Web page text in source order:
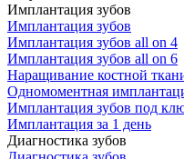
Имплантация зубов
Имплантация зубов
Имплантация зубов all on 4
Имплантация зубов all on 6
Наращивание костной
Одномоментная
Имплантация зубов под
Имплантация за 1 день
Диагностика зубов